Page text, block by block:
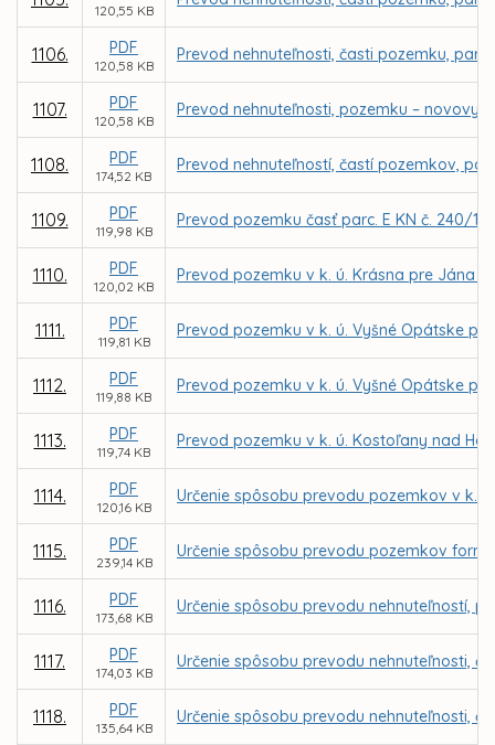
120,55 KB
1106. PDF
120,58 KB
Prevod nehnuteľnosti, časti pozemku,
1107. PDF
120,58 KB
Prevod nehnuteľnosti, pozemku –
1108. PDF
174,52 KB
Prevod nehnuteľností, častí pozemkov,
1109. PDF
119,98 KB
Prevod pozemku časť parc. E KN č. 240/
1110. PDF
120,02 KB
Prevod pozemku v k. ú. Krásna pre Jána
1111. PDF
119,81 KB
Prevod pozemku v k. ú. Vyšné Opátske
1112. PDF
119,88 KB
Prevod pozemku v k. ú. Vyšné Opátske
1113. PDF
119,74 KB
Prevod pozemku v k. ú. Kostoľany nad
1114. PDF
120,16 KB
Určenie spôsobu prevodu pozemkov v k.
1115. PDF
239,14 KB
Určenie spôsobu prevodu pozemkov
1116. PDF
173,68 KB
Určenie spôsobu prevodu nehnuteľností,
1117. PDF
174,03 KB
Určenie spôsobu prevodu nehnuteľnosti,
1118. PDF
135,64 KB
Určenie spôsobu prevodu nehnuteľnosti,